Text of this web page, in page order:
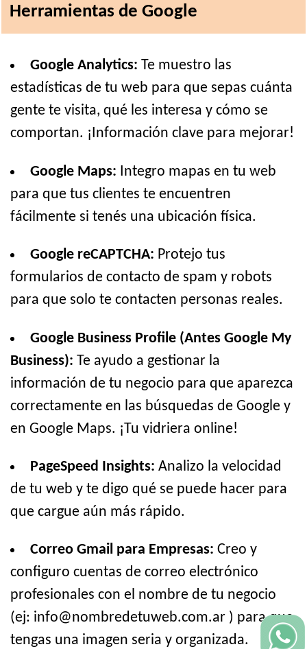
Herramientas de Google
Google Analytics: Te muestro las
estadísticas de tu web para que sepas cuánta
gente te visita, qué les interesa y cómo se
comportan. ¡Información clave para mejorar!
Google Maps: Integro mapas en tu web
para que tus clientes te encuentren
fácilmente si tenés una ubicación física.
Google reCAPTCHA: Protejo tus
formularios de contacto de spam y robots
para que solo te contacten personas reales.
Google Business Profile (Antes Google My
Business): Te ayudo a gestionar la
información de tu negocio para que aparezca
correctamente en las búsquedas de Google y
en Google Maps. ¡Tu vidriera online!
PageSpeed Insights: Analizo la velocidad
de tu web y te digo qué se puede hacer para
que cargue aún más rápido.
Correo Gmail para Empresas: Creo y
configuro cuentas de correo electrónico
profesionales con el nombre de tu negocio
(ej: info@nombredetuweb.com.ar ) para que
tengas una imagen seria y organizada.